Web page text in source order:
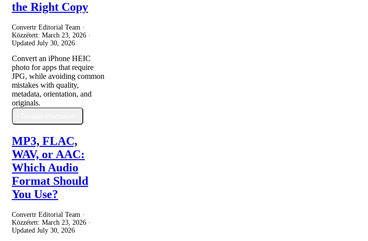
the Right Copy
Convertr Editorial Team ·
Közzétett: March 23, 2026 ·
Updated July 30, 2026
Convert an iPhone HEIC
photo for apps that require
JPG, while avoiding common
mistakes with quality,
metadata, orientation, and
originals.
MP3, FLAC,
WAV, or AAC:
Which Audio
Format Should
You Use?
Convertr Editorial Team ·
Közzétett: March 23, 2026 ·
Updated July 30, 2026